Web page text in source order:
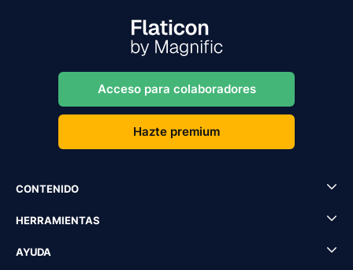
Acceso para colaboradores
Hazte premium
CONTENIDO
HERRAMIENTAS
AYUDA